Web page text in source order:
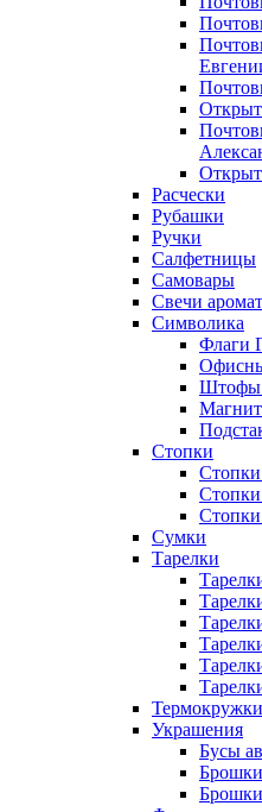
Расчески
Рубашки
Ручки
Салфетницы
Самовары
Свечи
Символика
Флаги
Штофы
Стопки
Стопки
Стопки
Стопки
Сумки
Тарелки
Термокружки
Украшения
Бусы